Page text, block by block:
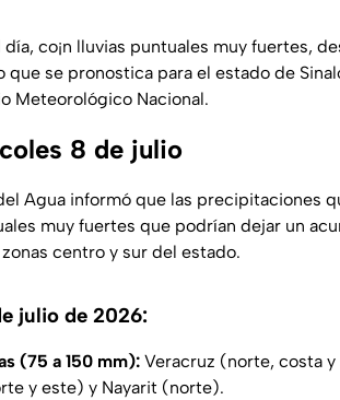
co¡n lluvias puntuales muy fuertes,
se pronostica para el estado de
Meteorológico Nacional.
8 de julio
Agua informó que las precipitaciones
muy fuertes que podrían dejar un
centro y sur del estado.
julio de 2026:
(75 a 150 mm): Veracruz (norte, costa y
y este) y Nayarit (norte).